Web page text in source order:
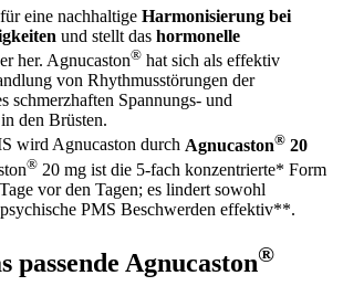
eine nachhaltige Harmonisierung bei
und stellt das hormonelle
her. Agnucaston® hat sich als effektiv
von Rhythmusstörungen der
schmerzhaften Spannungs- und
den Brüsten.
wird Agnucaston durch Agnucaston® 20
® 20 mg ist die 5-fach konzentrierte* Form
vor den Tagen; es lindert sowohl
PMS Beschwerden effektiv**.
passende Agnucaston®